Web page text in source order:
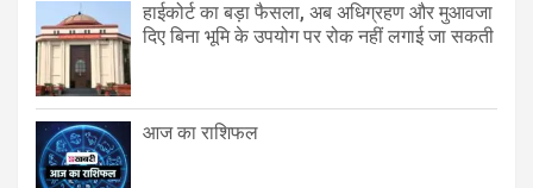
हाईकोर्ट का बड़ा फैसला, अब अधिग्रहण और मुआवजा
दिए बिना भूमि के उपयोग पर रोक नहीं लगाई जा सकती
आज का राशिफल